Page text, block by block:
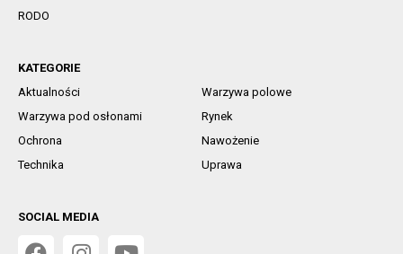
RODO
KATEGORIE
Aktualności
Warzywa polowe
Warzywa pod osłonami
Rynek
Ochrona
Nawożenie
Technika
Uprawa
SOCIAL MEDIA